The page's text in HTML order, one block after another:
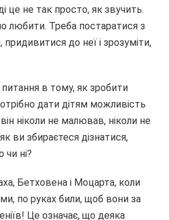
це не так просто, як звучить.
любити. Треба постаратися з
до неї і зрозуміти,
в тому, як зробити
дати дітям можливість
ніколи не малював, ніколи не
ви збираєтеся дізнатися,
чи ні?
Бетховена і Моцарта, коли
по руках били, щоб вони за
Це означає, що деяка